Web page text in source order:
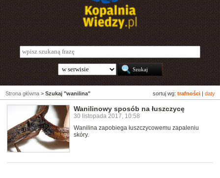
sortuj wg: trafności daty
Strona główna > Szukaj "wanilina"
Wanilinowy sposób na łuszczycę
30 listopada 2017, 10:58
Wanilina zapobiega łuszczycowemu zapaleniu
skóry.